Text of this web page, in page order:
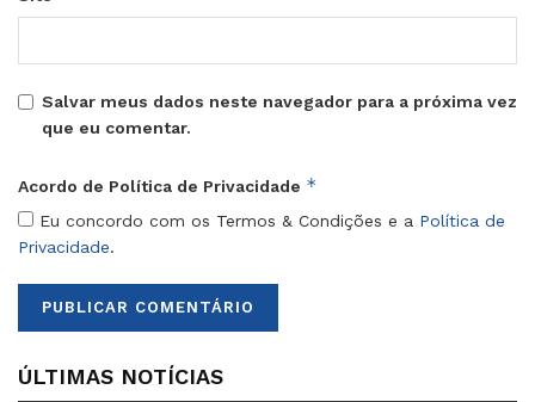
Salvar meus dados neste navegador para a próxima vez
que eu comentar.
Acordo de Política de Privacidade *
Eu concordo com os Termos & Condições e a Política de
Privacidade.
ÚLTIMAS NOTÍCIAS